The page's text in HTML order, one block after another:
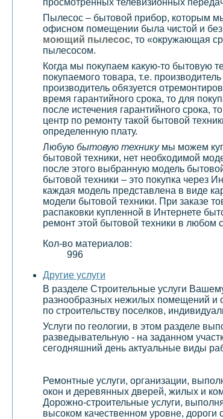
просмотренных телевизионных
Пылесос – бытовой прибор, которым
офисном помещении была чистой и
моющий пылесос, то «окружающая
пылесосом.
Когда мы покупаем какую-то бытовую
покупаемого товара, т.е.
производитель обязуется
время гарантийного срока, то для
после истечения гарантийного срока,
центр по ремонту такой бытовой
определенную плату.
Любую бытовую техникумы можем
бытовой техники, нет необходимой
после этого выбранную модель
бытовой техники – это покупка через
каждая модель представлена в виде
модели бытовой техники. При заказе
распаковки купленной в Интернете
ремонт этой бытовой техники в любом
Кол-во материалов:
996
Другие услуги
В разделе Строительные услуги
разнообразных нежилых помещений и
по строительству поселков,
Услуги по геологии, в этом разделе
разведывательную - на заданном
сегодняшний день актуальные виды
Ремонтные услуги, организации,
окон и деревянных дверей, жилых и
Дорожно-строительные услуги,
высоком качественном уровне, дороги